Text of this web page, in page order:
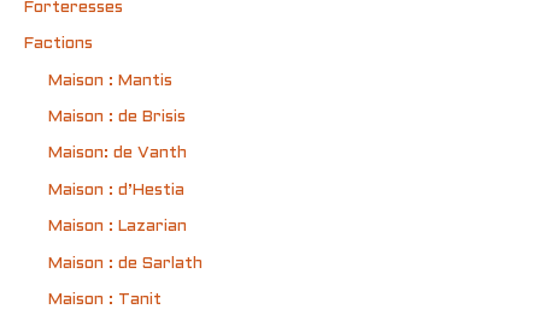
Forteresses
Factions
Maison : Mantis
Maison : de Brisis
Maison: de Vanth
Maison : d’Hestia
Maison : Lazarian
Maison : de Sarlath
Maison : Tanit